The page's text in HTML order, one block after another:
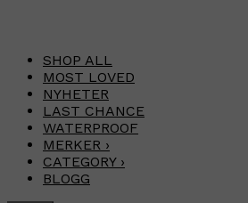
SHOP ALL
MOST LOVED
NYHETER
LAST CHANCE
WATERPROOF
MERKER ›
CATEGORY ›
BLOGG